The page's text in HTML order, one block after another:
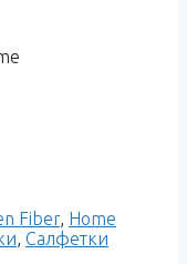
Fiber, Home
, Салфетки